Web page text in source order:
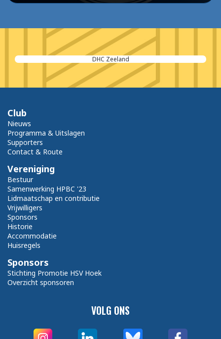
DHC Zeeland
VOLG ONS
Club
Nieuws
Programma & Uitslagen
Supporters
Contact & Route
Vereniging
Bestuur
Samenwerking HPBC '23
Lidmaatschap en contributie
Vrijwilligers
Sponsors
Historie
Accommodatie
Huisregels
Sponsors
Stichting Promotie HSV Hoek
Overzicht sponsoren